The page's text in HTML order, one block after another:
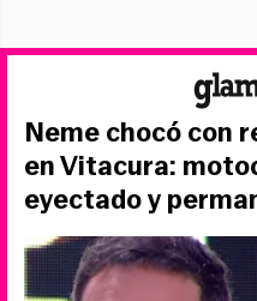
Neme chocó con
en Vitacura:
eyectado y